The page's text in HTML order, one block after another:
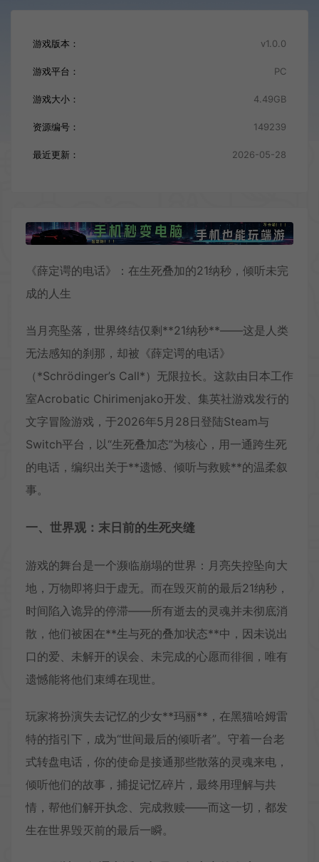
游戏版本： v1.0.0
游戏平台： PC
游戏大小： 4.49GB
资源编号： 149239
最近更新： 2026-05-28
《薛定谔的电话》：在生死叠加的21纳秒，倾听未完
成的人生
当月亮坠落，世界终结仅剩**21纳秒**——这是人类
无法感知的刹那，却被《薛定谔的电话》
（*Schrödinger’s Call*）无限拉长。这款由日本工作
室Acrobatic Chirimenjako开发、集英社游戏发行的
文字冒险游戏，于2026年5月28日登陆Steam与
Switch平台，以“生死叠加态”为核心，用一通跨生死
的电话，编织出关于**遗憾、倾听与救赎**的温柔叙
事。
一、世界观：末日前的生死夹缝
游戏的舞台是一个濒临崩塌的世界：月亮失控坠向大
地，万物即将归于虚无。而在毁灭前的最后21纳秒，
时间陷入诡异的停滞——所有逝去的灵魂并未彻底消
散，他们被困在**生与死的叠加状态**中，因未说出
口的爱、未解开的误会、未完成的心愿而徘徊，唯有
遗憾能将他们束缚在现世。
玩家将扮演失去记忆的少女**玛丽**，在黑猫哈姆雷
特的指引下，成为“世间最后的倾听者”。守着一台老
式转盘电话，你的使命是接通那些散落的灵魂来电，
倾听他们的故事，捕捉记忆碎片，最终用理解与共
情，帮他们解开执念、完成救赎——而这一切，都发
生在世界毁灭前的最后一瞬。